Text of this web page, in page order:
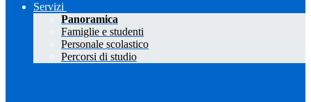
Servizi
Panoramica
Famiglie e studenti
Personale scolastico
Percorsi di studio